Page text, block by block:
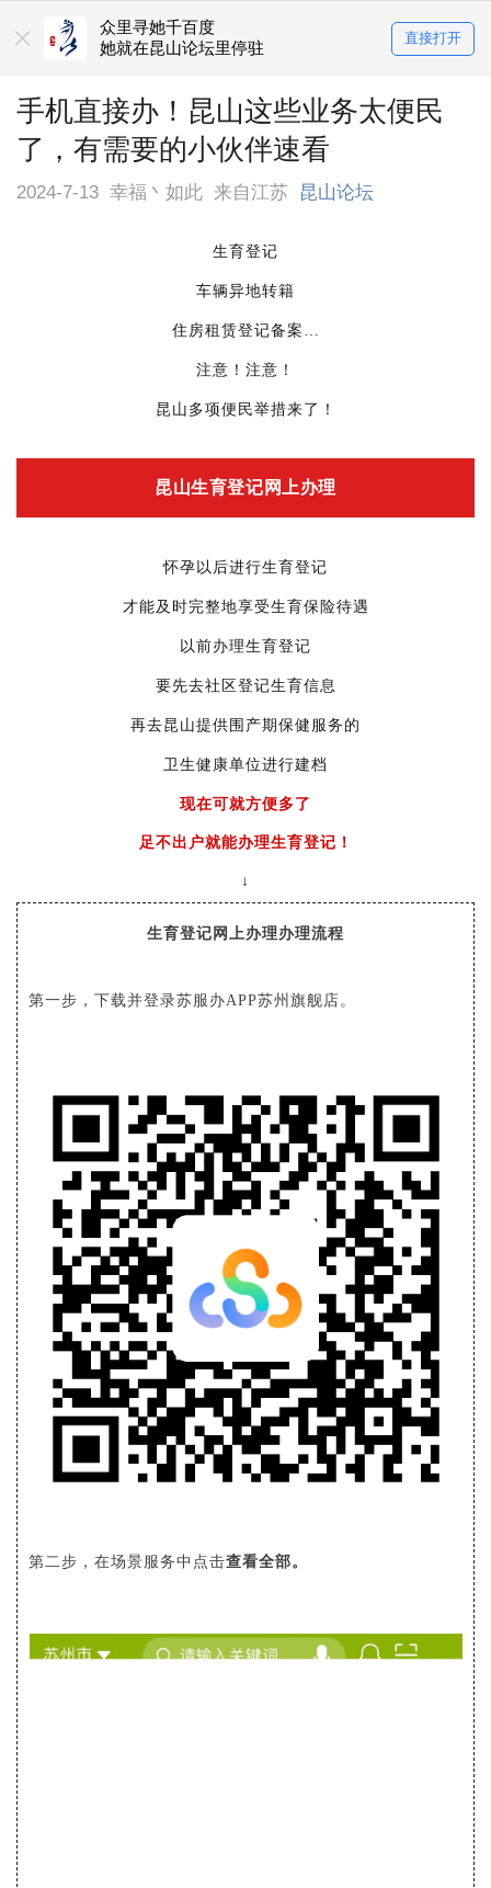
众里寻她千百度
她就在昆山论坛里停驻
直接打开
手机直接办！昆山这些业务太便民
了，有需要的小伙伴速看
2024-7-13 幸福丶如此 来自江苏 昆山论坛
生育登记
车辆异地转籍
住房租赁登记备案…
注意！注意！
昆山多项便民举措来了！
昆山生育登记网上办理
怀孕以后进行生育登记
才能及时完整地享受生育保险待遇
以前办理生育登记
要先去社区登记生育信息
再去昆山提供围产期保健服务的
卫生健康单位进行建档
现在可就方便多了
足不出户就能办理生育登记！
↓
生育登记网上办理办理流程
第一步，下载并登录苏服办APP苏州旗舰店。
第二步，在场景服务中点击查看全部。